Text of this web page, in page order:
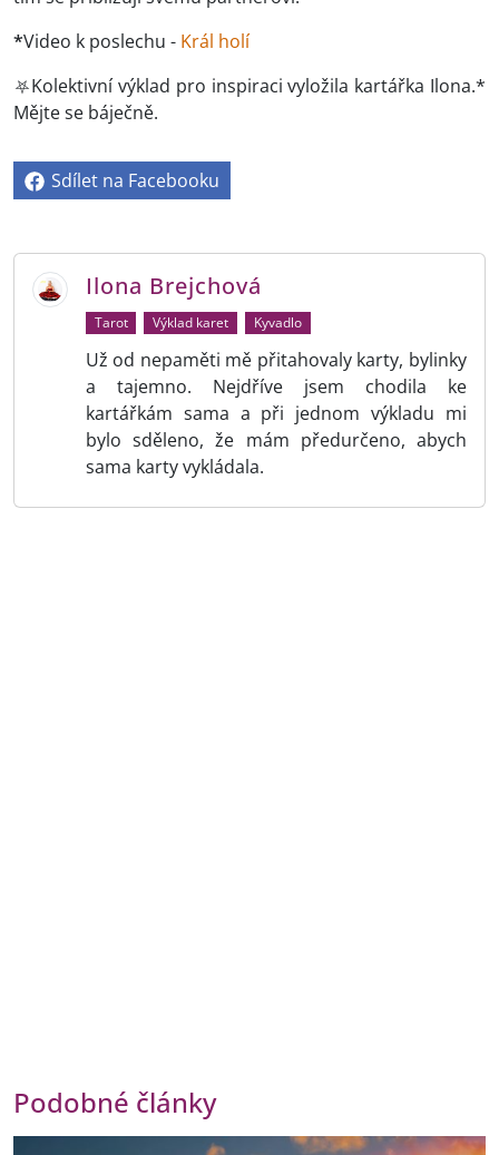
*Video k poslechu - Král holí
⛧Kolektivní výklad pro inspiraci vyložila kartářka Ilona.*
Mějte se báječně.
Sdílet na Facebooku
Ilona Brejchová
Tarot Výklad karet Kyvadlo
Už od nepaměti mě přitahovaly karty, bylinky
a tajemno. Nejdříve jsem chodila ke
kartářkám sama a při jednom výkladu mi
bylo sděleno, že mám předurčeno, abych
sama karty vykládala.
Podobné články